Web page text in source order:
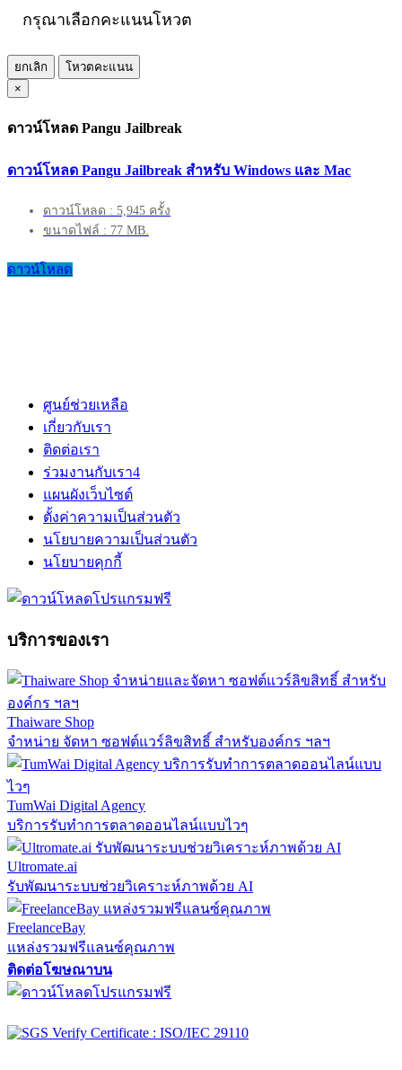
กรุณาเลือกคะแนนโหวต
ยกเลิก
โหวตคะแนน
×
ดาวน์โหลด Pangu Jailbreak
ดาวน์โหลด Pangu Jailbreak สำหรับ Windows และ Mac
ดาวน์โหลด : 5,945 ครั้ง
ขนาดไฟล์ : 77 MB.
ดาวน์โหลด
ศูนย์ช่วยเหลือ
เกี่ยวกับเรา
ติดต่อเรา
ร่วมงานกับเรา4
แผนผังเว็บไซต์
ตั้งค่าความเป็นส่วนตัว
นโยบายความเป็นส่วนตัว
นโยบายคุกกี้
บริการของเรา
Thaiware Shop
จำหน่าย จัดหา ซอฟต์แวร์ลิขสิทธิ์ สำหรับองค์กร ฯลฯ
TumWai Digital Agency
บริการรับทำการตลาดออนไลน์แบบไวๆ
Ultromate.ai
รับพัฒนาระบบช่วยวิเคราะห์ภาพด้วย AI
FreelanceBay
แหล่งรวมฟรีแลนซ์คุณภาพ
ติดต่อโฆษณาบน